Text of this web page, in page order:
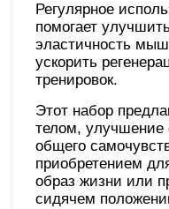
Регулярное
помогает
эластичность
ускорить
тренировок.
Этот набор
телом, улучшение
общего
приобретением
образ жизни или
сидячем